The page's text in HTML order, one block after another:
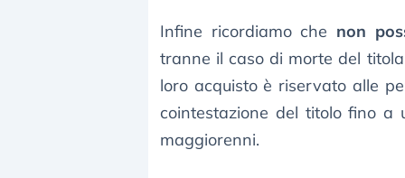
Infine ricordiamo che non
tranne il caso di morte del
loro acquisto è riservato alle
cointestazione del titolo fino a
maggiorenni.